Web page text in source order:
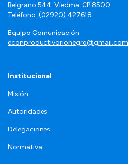
Belgrano 544. Viedma. CP 8500
Teléfono: (02920) 427618
Equipo Comunicación
econproductivorionegro@gmail.com
Institucional
Misión
Autoridades
Delegaciones
Normativa